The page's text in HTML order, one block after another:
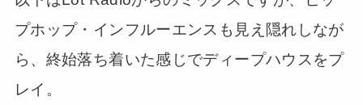
プホップ・インフルーエンスも見え隠れしなが
ら、終始落ち着いた感じでディープハウスをプ
レイ。